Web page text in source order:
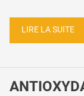
LIRE LA SUITE